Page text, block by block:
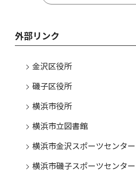
外部リンク
金沢区役所
磯子区役所
横浜市役所
横浜市立図書館
横浜市金沢スポーツセンター
横浜市磯子スポーツセンター